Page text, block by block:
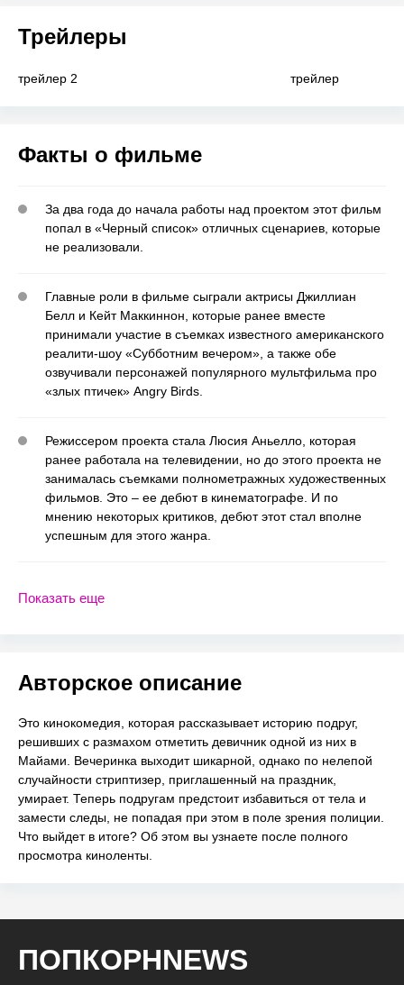
Трейлеры
трейлер 2 трейлер
Факты о фильме
За два года до начала работы над проектом этот фильм
попал в «Черный список» отличных сценариев, которые
не реализовали.
Главные роли в фильме сыграли актрисы Джиллиан
Белл и Кейт Маккиннон, которые ранее вместе
принимали участие в съемках известного американского
реалити-шоу «Субботним вечером», а также обе
озвучивали персонажей популярного мультфильма про
«злых птичек» Angry Birds.
Режиссером проекта стала Люсия Аньелло, которая
ранее работала на телевидении, но до этого проекта не
занималась съемками полнометражных художественных
фильмов. Это – ее дебют в кинематографе. И по
мнению некоторых критиков, дебют этот стал вполне
успешным для этого жанра.
Показать еще
Авторское описание
Это кинокомедия, которая рассказывает историю подруг,
решивших с размахом отметить девичник одной из них в
Майами. Вечеринка выходит шикарной, однако по нелепой
случайности стриптизер, приглашенный на праздник,
умирает. Теперь подругам предстоит избавиться от тела и
замести следы, не попадая при этом в поле зрения полиции.
Что выйдет в итоге? Об этом вы узнаете после полного
просмотра киноленты.
ПОПКОРНNEWS